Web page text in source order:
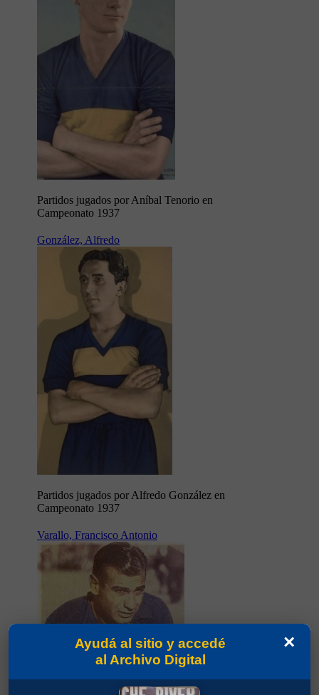
Partidos jugados por Aníbal Tenorio en
Campeonato 1937
González, Alfredo
Partidos jugados por Alfredo González en
Campeonato 1937
Varallo, Francisco Antonio
×
Ayudá al sitio y accedé
al Archivo Digital